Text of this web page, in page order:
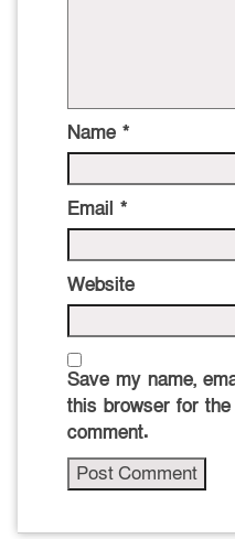
Name *
Email *
Website
Save my name,
this browser for
comment.